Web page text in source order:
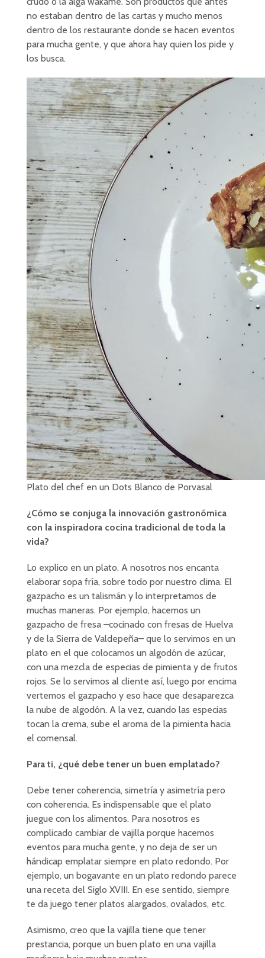
no estaban dentro de las cartas y mucho menos
dentro de los restaurante donde se hacen eventos
para mucha gente, y que ahora hay quien los pide y
los busca.
Plato del chef en un Dots Blanco de Porvasal
¿Cómo se conjuga la innovación gastronómica
con la inspiradora cocina tradicional de toda la
vida?
Lo explico en un plato. A nosotros nos encanta
elaborar sopa fría, sobre todo por nuestro clima. El
gazpacho es un talismán y lo interpretamos de
muchas maneras. Por ejemplo, hacemos un
gazpacho de fresa –cocinado con fresas de Huelva
y de la Sierra de Valdepeña– que lo servimos en un
plato en el que colocamos un algodón de azúcar,
con una mezcla de especias de pimienta y de frutos
rojos. Se lo servimos al cliente así, luego por encima
vertemos el gazpacho y eso hace que desaparezca
la nube de algodón. A la vez, cuando las especias
tocan la crema, sube el aroma de la pimienta hacia
el comensal.
Para ti, ¿qué debe tener un buen emplatado?
Debe tener coherencia, simetría y asimetría pero
con coherencia. Es indispensable que el plato
juegue con los alimentos. Para nosotros es
complicado cambiar de vajilla porque hacemos
eventos para mucha gente, y no deja de ser un
hándicap emplatar siempre en plato redondo. Por
ejemplo, un bogavante en un plato redondo parece
una receta del Siglo XVIII. En ese sentido, siempre
te da juego tener platos alargados, ovalados, etc.
Asimismo, creo que la vajilla tiene que tener
prestancia, porque un buen plato en una vajilla